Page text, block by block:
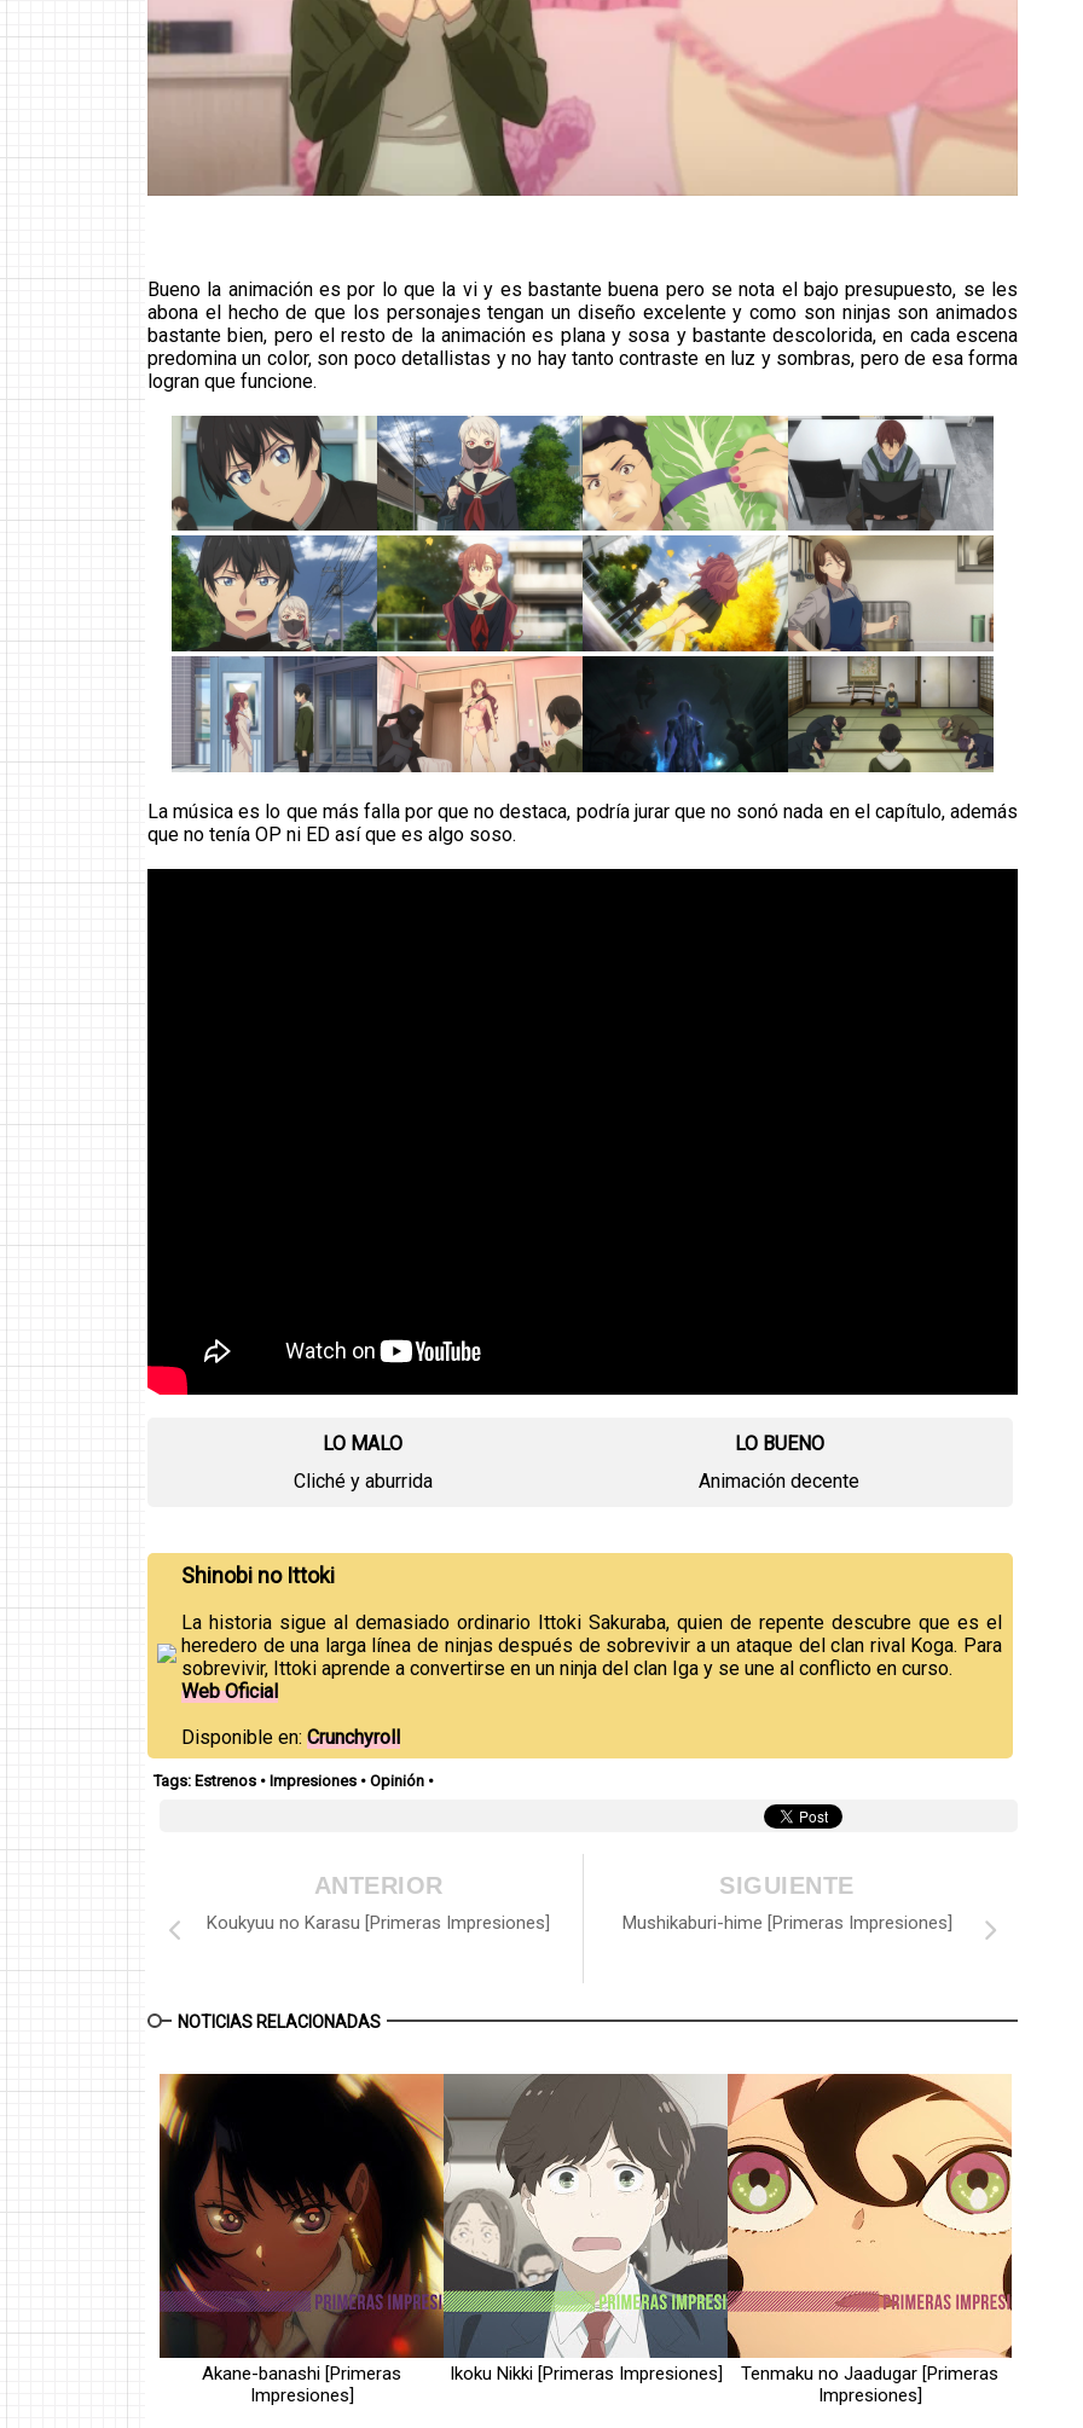
Bueno la animación es por lo que la vi y es bastante buena pero se nota el bajo presupuesto, se les
abona el hecho de que los personajes tengan un diseño excelente y como son ninjas son animados
bastante bien, pero el resto de la animación es plana y sosa y bastante descolorida, en cada escena
predomina un color, son poco detallistas y no hay tanto contraste en luz y sombras, pero de esa forma
logran que funcione.
La música es lo que más falla por que no destaca, podría jurar que no sonó nada en el capítulo, además
que no tenía OP ni ED así que es algo soso.
LO MALO
LO BUENO
Cliché y aburrida
Animación decente
Shinobi no Ittoki
La historia sigue al demasiado ordinario Ittoki Sakuraba, quien de repente descubre que es el
heredero de una larga línea de ninjas después de sobrevivir a un ataque del clan rival Koga. Para
sobrevivir, Ittoki aprende a convertirse en un ninja del clan Iga y se une al conflicto en curso.
Web Oficial
Disponible en: Crunchyroll
Tags: Estrenos • Impresiones • Opinión •
SIGUIENTE
Mushikaburi-hime [Primeras Impresiones]
ANTERIOR
Koukyuu no Karasu [Primeras Impresiones]
NOTICIAS RELACIONADAS
Akane-banashi [Primeras
Impresiones]
Ikoku Nikki [Primeras Impresiones]
Tenmaku no Jaadugar [Primeras
Impresiones]